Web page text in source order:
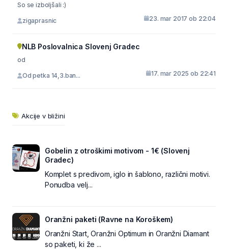
So se izboljšali :)
zigaprasnic 23. mar 2017 ob 22:04
NLB Poslovalnica Slovenj Gradec
od
Od petka 14,3.ban... 17. mar 2025 ob 22:41
Akcije v bližini
Gobelin z otroškimi motivom - 1€ (Slovenj
Gradec)
Komplet s predivom, iglo in šablono, različni motivi.
Ponudba velj...
Oranžni paketi (Ravne na Koroškem)
Oranžni Start, Oranžni Optimum in Oranžni Diamant
so paketi, ki že ...